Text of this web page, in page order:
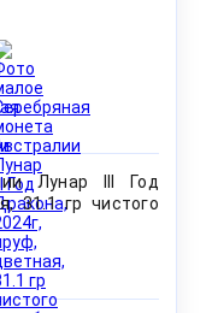
Лунар III Год
31.1 гр чистого